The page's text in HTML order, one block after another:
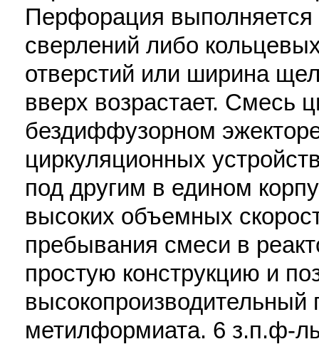
Перфорация
сверлений либо
отверстий или ширина
вверх возрастает. Смесь
бездиффузорном
циркуляционных
под другим в едином
высоких объемных
пребывания смеси в
простую конструкцию и
высокопроизводительный
метилформиата. 6 з.п.ф-